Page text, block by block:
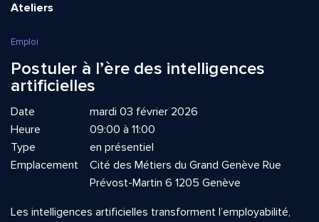
Ateliers
Emploi
Postuler à l’ère des intelligences
artificielles
Date
mardi 03 février 2026
Heure
09:00 à 11:00
Type
en présentiel
Emplacement
Cité des Métiers du Grand Genève Rue
Prévost-Martin 6 1205 Genève
Les intelligences artificielles transforment l’employabilité,